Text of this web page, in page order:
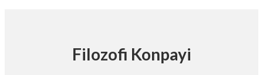
Filozofi Konpayi